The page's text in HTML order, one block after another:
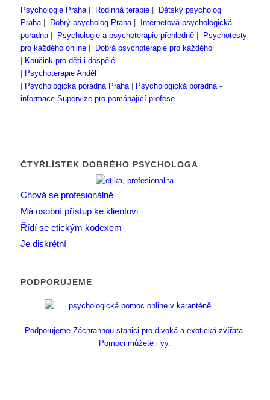
Psychologie Praha| Rodinná terapie|
Dětský psycholog
Praha| Dobrý psycholog Praha|
Internetová psychologická
poradna| Psychologie a psychoterapie přehledně|
Psychotesty
pro každého online|
Dobrá psychoterapie pro každého
Koučink pro děti i dospělé
Psychoterapie Anděl
Psychologická poradna Praha|
Psychologická poradna -
informace Supervize pro pomáhající profese
ČTYŘLÍSTEK DOBRÉHO PSYCHOLOGA
Chová se profesionálně
Má osobní přístup ke klientovi
Řídí se etickým kodexem
Je diskrétní
PODPORUJEME
Podporujeme Záchrannou stanici pro divoká a exotická zvířata.
Pomoci můžete i vy.